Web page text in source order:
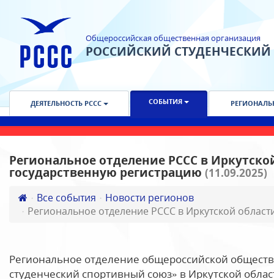
Общероссийская общественная организация
РОССИЙСКИЙ
ДЕЯТЕЛЬНОСТЬ РССС СОБЫТИЯ
Региональное отделение РССС в
государственную регистрацию (11.09.2025)
Все события
Новости регионов
Региональное отделение РССС в Иркутской
Региональное отделение общероссийской
студенческий спортивный союз» в Иркутской